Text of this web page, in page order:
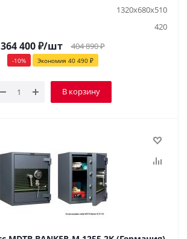
1320х680х510
420
364 400₽/шт 404 890₽
-10% Экономия 40 490₽
В корзину